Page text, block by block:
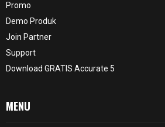
Promo
Demo Produk
Join Partner
Support
Download GRATIS Accurate 5
MENU